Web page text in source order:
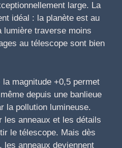
large. La
idéal : la planète est au
lumière traverse moins
au télescope sont bien
magnitude +0,5 permet
depuis une banlieue
la pollution lumineuse.
les anneaux et les détails
le télescope. Mais dès
les anneaux deviennent